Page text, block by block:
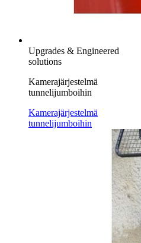
Upgrades & Engineered
solutions
Kamerajärjestelmä
tunnelijumboihin
Kamerajärjestelmä
tunnelijumboihin